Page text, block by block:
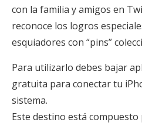
con la familia y amigos en
reconoce los logros
esquiadores con “pins”
Para utilizarlo debes bajar
gratuita para conectar tu
sistema.
Este destino está